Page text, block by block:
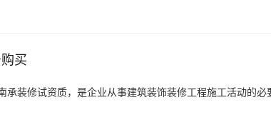
买
承装修试资质，是企业从事建筑装饰装修工程施工活动的必